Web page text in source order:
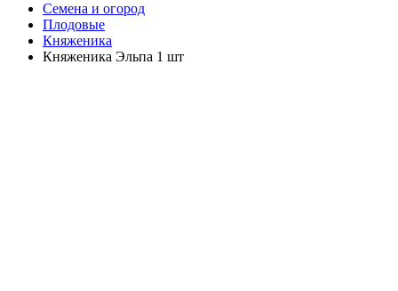
Семена и огород
Плодовые
Княженика
Княженика Эльпа 1 шт